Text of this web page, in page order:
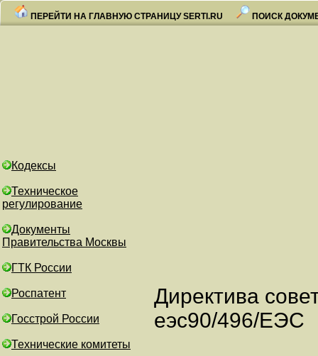
ПЕРЕЙТИ НА ГЛАВНУЮ СТРАНИЦУ SERTI.RU ПОИСК
Кодексы
Техническое
регулирование
Документы
Правительства Москвы
ГТК России
Роспатент
Госстрой России
Технические комитеты
Директива
еэс90/496/ЕЭС